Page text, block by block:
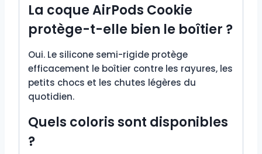
La coque AirPods Cookie
protège-t-elle bien le boîtier ?
Oui. Le silicone semi-rigide protège
efficacement le boîtier contre les rayures, les
petits chocs et les chutes légères du
quotidien.
Quels coloris sont disponibles
?